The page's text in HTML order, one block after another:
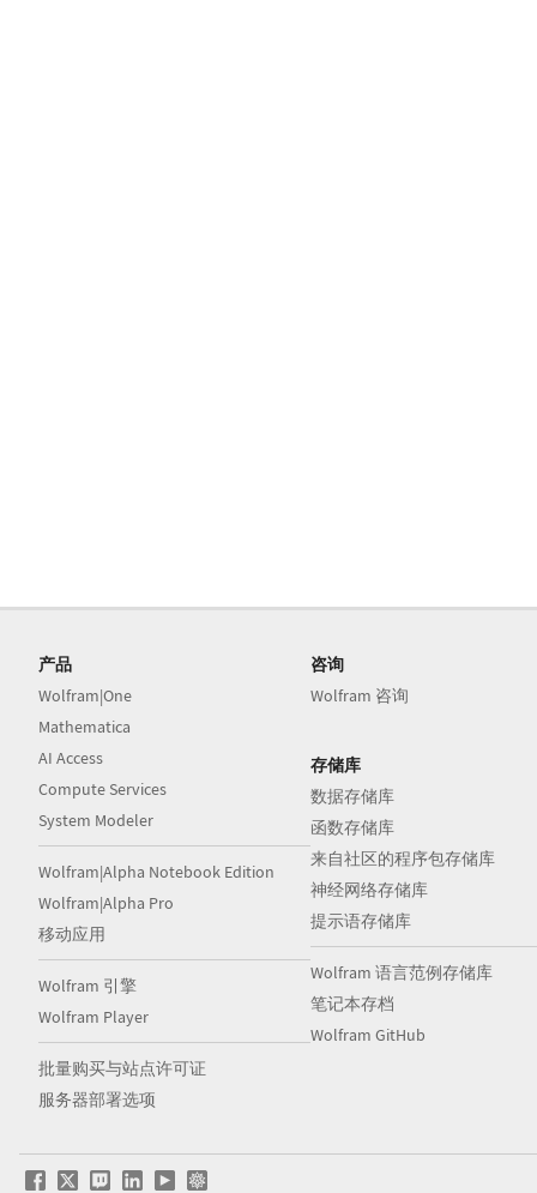
产品
Wolfram|One
Mathematica
AI Access
Compute Services
System Modeler
Wolfram|Alpha Notebook Edition
Wolfram|Alpha Pro
移动应用
Wolfram 引擎
Wolfram Player
批量购买与站点许可证
服务器部署选项
咨询
Wolfram 咨询
存储库
数据存储库
函数存储库
来自社区的程序包存储库
神经网络存储库
提示语存储库
Wolfram 语言范例存储库
笔记本存档
Wolfram GitHub